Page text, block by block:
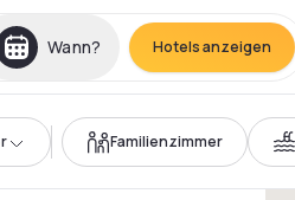
Wann? Hotels anzeigen
Familienzimmer